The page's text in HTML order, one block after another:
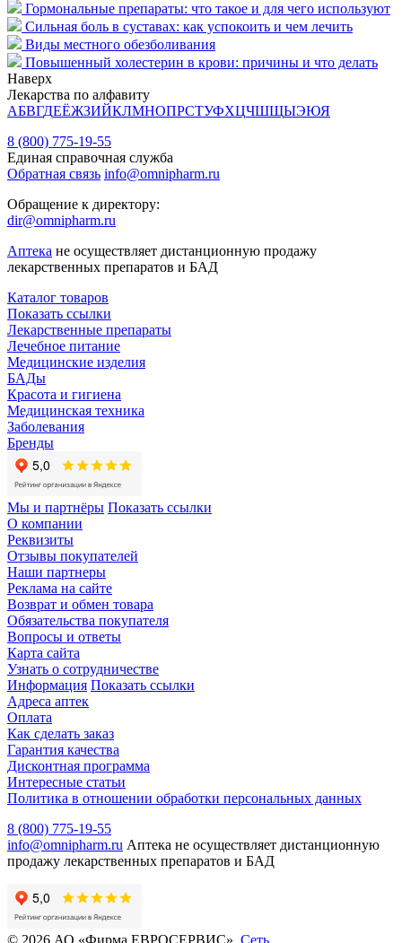
Гормональные препараты: что такое и для чего используют
Сильная боль в суставах: как успокоить и чем лечить
Виды местного обезболивания
Повышенный холестерин в крови: причины и что делать
Наверх
Лекарства по алфавиту
АБВГДЕЁЖЗИЙКЛМНОПРСТУФХЦЧШЩЫЭЮЯ
8 (800) 775-19-55
Единая справочная служба
Обратная связь info@omnipharm.ru
Обращение к директору:
dir@omnipharm.ru
Аптека не осуществляет дистанционную продажу
лекарственных препаратов и БАД
Каталог товаров
Показать ссылки
Лекарственные препараты
Лечебное питание
Медицинские изделия
БАДы
Красота и гигиена
Медицинская техника
Заболевания
Бренды
Мы и партнёры Показать ссылки
О компании
Реквизиты
Отзывы покупателей
Наши партнеры
Реклама на сайте
Возврат и обмен товара
Обязательства покупателя
Вопросы и ответы
Карта сайта
Узнать о сотрудничестве
Информация Показать ссылки
Адреса аптек
Оплата
Как сделать заказ
Гарантия качества
Дисконтная программа
Интересные статьи
Политика в отношении обработки персональных данных
8 (800) 775-19-55
info@omnipharm.ru Аптека не осуществляет дистанционную
продажу лекарственных препаратов и БАД